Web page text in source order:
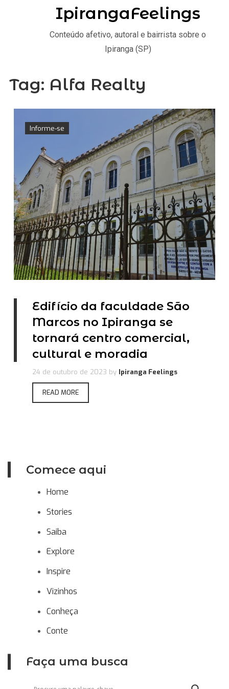
Comece aqui
Home
Stories
Saiba
Explore
Inspire
Vizinhos
Conheça
Conte
Faça uma busca
Tag: Alfa Realty
Informe-se
Edifício da faculdade São
Marcos no Ipiranga se
tornará centro comercial,
cultural e moradia
24 de outubro de 2023 by Ipiranga Feelings
READ MORE
IpirangaFeelings
Conteúdo afetivo, autoral e bairrista sobre o
Ipiranga (SP)